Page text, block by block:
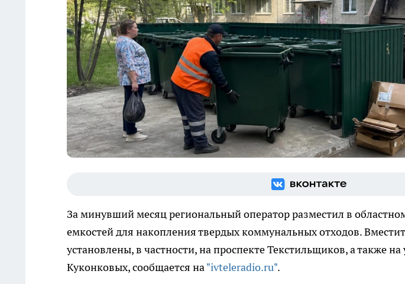
За минувший месяц региональный оператор разместил в
емкостей для накопления твердых коммунальных отходов.
установлены, в частности, на проспекте Текстильщиков, а также
Куконковых, сообщается на"ivteleradio.ru".